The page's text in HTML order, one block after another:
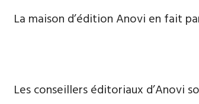
La maison d’édition Anovi en fait
Les conseillers éditoriaux d’Anovi